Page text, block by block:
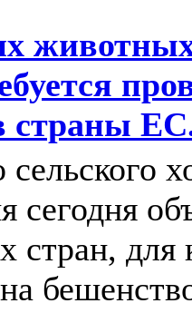
страны
сегодня
стран,